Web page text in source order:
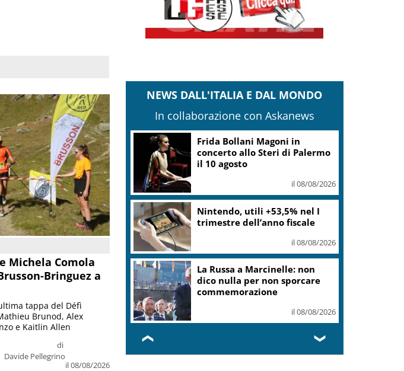
Michela Comola
Bringuez a
di
Davide Pellegrino
il 08/08/2026
tappa del Défì
Brunod, Alex
e Kaitlin Allen
NEWS DALL'ITALIA E DAL MONDO
In collaborazione con Askanews
“Questa sera guido io”:
campagna polizia in spiagge e
locali da ballo
il 08/08/2026
“DoloViniMiti”: dall’1 al 4
ottobre tra Val di Cembra e
il 08/08/2026
Mondiali di Wakeboard 2026:
tre ori azzurri al Lago del Salto
il 08/08/2026
❮ ❯